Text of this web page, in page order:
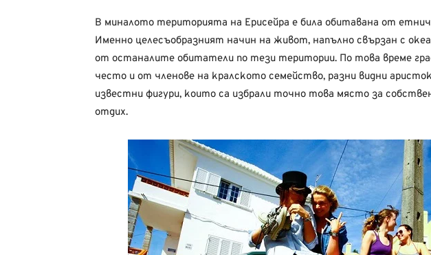
В миналото територията на Ерисейра е била обитавана от
Именно целесъобразният начин на живот, напълно свързан с
от останалите обитатели по тези територии. По това време
често и от членове на кралското семейство, разни видни
известни фигури, които са избрали точно това място за
отдих.